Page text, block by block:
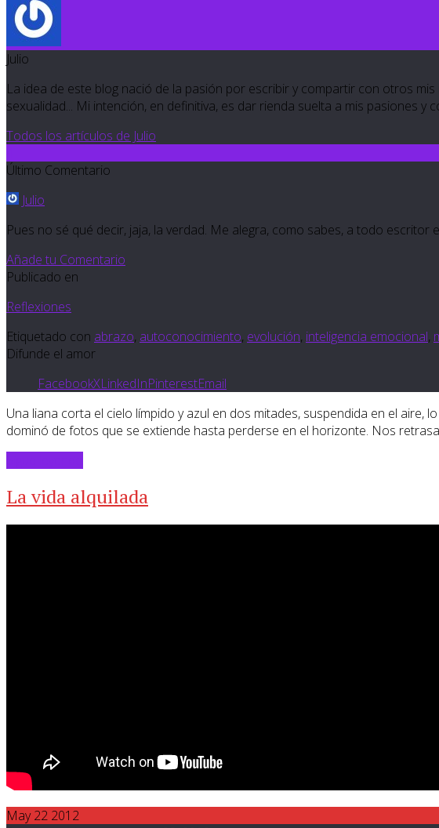
Julio
La idea de este blog nació de la pasión por escribir y compartir con otros
sexualidad... Mi intención, en definitiva, es dar rienda suelta a mis pasiones y
Todos los artículos de Julio
Último Comentario
Julio
Pues no sé qué decir, jaja, la verdad. Me alegra, como sabes, a todo escritor
Añade tu Comentario
Publicado en
Reflexiones
Etiquetado con abrazo, autoconocimiento, evolución, inteligencia emocional,
Difunde el amor
FacebookXLinkedInPinterestEmail
Una liana corta el cielo límpido y azul en dos mitades, suspendida en el
dominó de fotos que se extiende hasta perderse en el horizonte. Nos
La vida alquilada
May 22 2012